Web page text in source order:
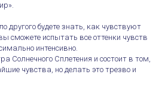
другого будете знать, как чувствуют
сможете испытать все оттенки чувств
интенсивно.
Солнечного Сплетения и состоит в том,
чувства, но делать это трезво и